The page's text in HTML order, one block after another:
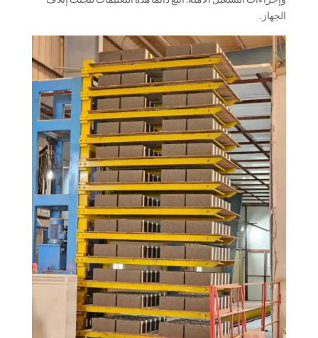
الجهاز.